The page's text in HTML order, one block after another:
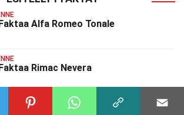
Alfa Romeo Tonale
Rimac Nevera
Faktaa Porsche 911 Dakar